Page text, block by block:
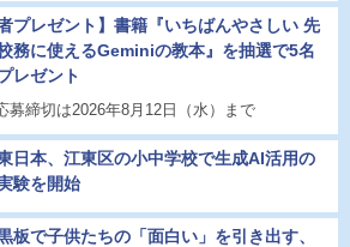
者プレゼント】書籍『いちばんやさしい 先
務に使えるGeminiの教本』を抽選で5名
レゼント
締切は2026年8月12日（水）まで
日本、江東区の小中学校で生成AI活用の
験を開始
板で子供たちの「面白い」を引き出す、